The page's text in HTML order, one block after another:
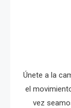
Únete a la
el
vez